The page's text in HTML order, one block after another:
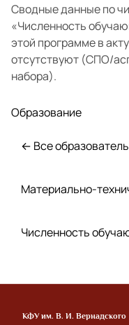
Сводные данные по
«Численность
этой программе в
отсутствуют (СПО/
набора).
Образование
← Все
Материально-
Численность
КФУ им. В. И. Вернадского